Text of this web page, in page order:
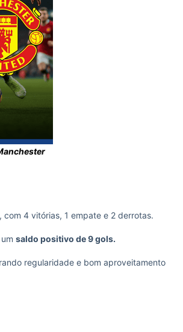
4 vitórias, 1 empate e 2 derrotas.
saldo positivo de 9 gols.
regularidade e bom aproveitamento